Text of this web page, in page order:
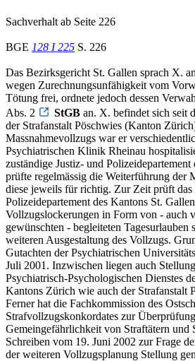
Sachverhalt ab Seite 226
BGE 128 I 225 S. 226
Das Bezirksgericht St. Gallen sprach X.
wegen Zurechnungsunfähigkeit vom
Tötung frei, ordnete jedoch dessen
Abs. 2
StGB an. X. befindet sich seit
der Strafanstalt Pöschwies (Kanton
Massnahmevollzugs war er
Psychiatrischen Klinik Rheinau
zuständige Justiz- und
prüfte regelmässig die Weiterführung der
diese jeweils für richtig. Zur Zeit prüft das
Polizeidepartement des Kantons St.
Vollzugslockerungen in Form von - auch
gewünschten - begleiteten Tagesurlauben
weiteren Ausgestaltung des Vollzugs.
Gutachten der Psychiatrischen
Juli 2001. Inzwischen liegen auch
Psychiatrisch-Psychologischen Dienstes
Kantons Zürich wie auch der Strafanstalt
Ferner hat die Fachkommission des
Strafvollzugskonkordates zur
Gemeingefährlichkeit von Straftätern und
Schreiben vom 19. Juni 2002 zur Frage
der weiteren Vollzugsplanung Stellung